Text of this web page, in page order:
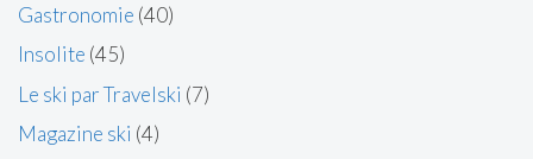
Gastronomie (40)
Insolite (45)
Le ski par Travelski (7)
Magazine ski (4)